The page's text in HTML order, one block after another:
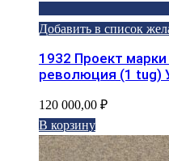
Добавить в список
1932 Проект
революция (1 tug)
120 000,00 ₽
В корзину